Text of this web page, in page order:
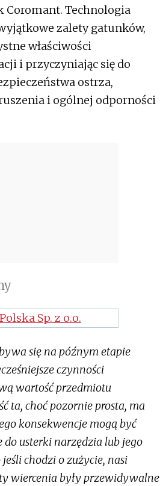
Coromant. Technologia
zalety gatunków,
właściwości
i przyczyniając się do
ostrza,
i ogólnej odporności
się na późnym etapie
czynności
wartość przedmiotu
ta, choć pozornie prosta, ma
konsekwencje mogą być
do usterki narzędzia lub jego
chodzi o zużycie, nasi
wiercenia były przewidywalne